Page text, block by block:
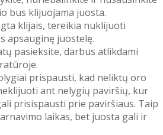
bus klijuojama juosta.
klijais, tereikia nuklijuoti
apsauginę juostelę.
pasieksite, darbus atlikdami
prispausti, kad neliktų oro
ant nelygių paviršių, kur
prisispausti prie paviršiaus. Taip
laikas, bet juosta gali ir